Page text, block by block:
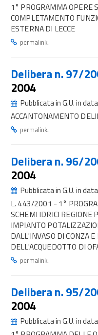
1° PROGRAMMA OPERE
COMPLETAMENTO
ESTERNA DI LECCE
permalink.
Delibera n. 97/
2004
Pubblicata in G.U. in
ACCANTONAMENTO
permalink.
Delibera n. 96/
2004
Pubblicata in G.U. in
L. 443/2001 - 1°
SCHEMI IDRICI REGIONE
IMPIANTO
DALL'INVASO DI CONZA
DELL'ACQUEDOTTO DI
permalink.
Delibera n. 95/
2004
Pubblicata in G.U. in